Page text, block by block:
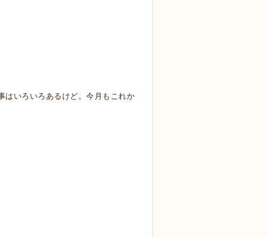
はいろいろあるけど。今月もこれか